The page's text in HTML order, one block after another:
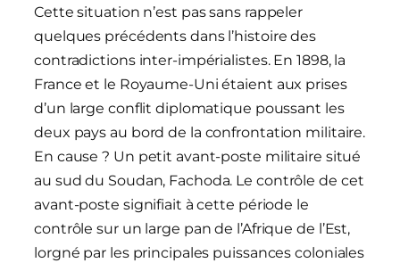
Cette situation n’est pas sans rappeler
quelques précédents dans l’histoire des
contradictions inter-impérialistes. En 1898, la
France et le Royaume-Uni étaient aux prises
d’un large conflit diplomatique poussant les
deux pays au bord de la confrontation militaire.
En cause ? Un petit avant-poste militaire situé
au sud du Soudan, Fachoda. Le contrôle de cet
avant-poste signifiait à cette période le
contrôle sur un large pan de l’Afrique de l’Est,
lorgné par les principales puissances coloniales